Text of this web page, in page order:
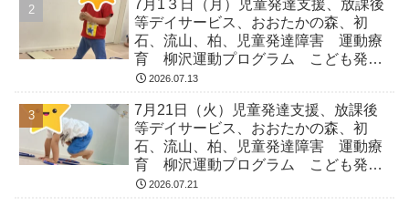
7月1３日（月）児童発達支援、放課後
等デイサービス、おおたかの森、初
石、流山、柏、児童発達障害 運動療
育 柳沢運動プログラム こども発達
気になる 発達障害 放デイ 自閉
2026.07.13
7月21日（火）児童発達支援、放課後
等デイサービス、おおたかの森、初
石、流山、柏、児童発達障害 運動療
育 柳沢運動プログラム こども発達
気になる 発達障害 放デイ 自閉
2026.07.21